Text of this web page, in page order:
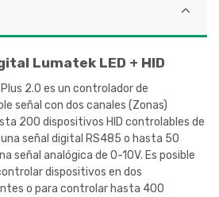
Lumatek LED + HID
2.0 es un controlador de
señal con dos canales (Zonas)
200 dispositivos HID controlables de
señal digital RS485 o hasta 50
señal analógica de 0-10V. Es posible
dispositivos en dos
o para controlar hasta 400